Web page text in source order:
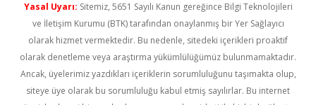
Yasal Uyarı: Sitemiz, 5651 Sayılı Kanun gereğince Bilgi Teknolojileri
ve İletişim Kurumu (BTK) tarafından onaylanmış bir Yer Sağlayıcı
olarak hizmet vermektedir. Bu nedenle, sitedeki içerikleri proaktif
olarak denetleme veya araştırma yükümlülüğümüz bulunmamaktadır.
Ancak, üyelerimiz yazdıkları içeriklerin sorumluluğunu taşımakta olup,
siteye üye olarak bu sorumluluğu kabul etmiş sayılırlar. Bu internet